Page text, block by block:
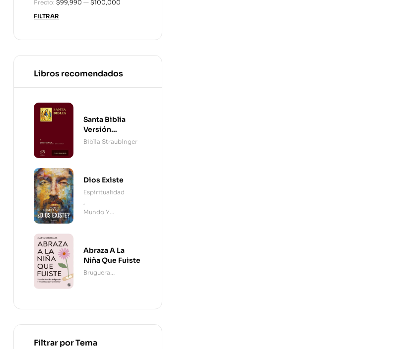
FILTRAR
Precio: $99,990 — $100,000
Libros recomendados
Santa Biblia
Versión
Straubinger - 2
Biblia Straubinger
Dios Existe
Espiritualidad
,
Mundo Y
Abraza A La
Niña Que Fuiste
Bruguera
Filtrar por Tema